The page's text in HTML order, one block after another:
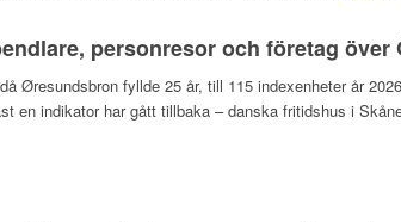
personresor och företag över
Øresundsbron fyllde 25 år, till 115 indexenheter år
en indikator har gått tillbaka – danska fritidshus i